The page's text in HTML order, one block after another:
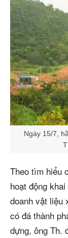
Ngày 15/7,
Theo tìm hiểu
hoạt động
doanh vật liệu
có đá thành
dựng, ông Th.